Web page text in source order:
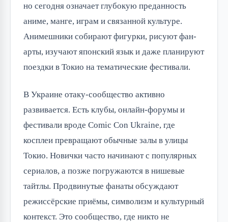
но сегодня означает глубокую преданность
аниме, манге, играм и связанной культуре.
Анимешники собирают фигурки, рисуют фан-
арты, изучают японский язык и даже планируют
поездки в Токио на тематические фестивали.
В Украине отаку-сообщество активно
развивается. Есть клубы, онлайн-форумы и
фестивали вроде Comic Con Ukraine, где
косплеи превращают обычные залы в улицы
Токио. Новички часто начинают с популярных
сериалов, а позже погружаются в нишевые
тайтлы. Продвинутые фанаты обсуждают
режиссёрские приёмы, символизм и культурный
контекст. Это сообщество, где никто не